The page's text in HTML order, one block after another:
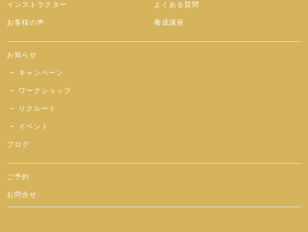
インストラクター よくある質問
お客様の声 養成講座
お知らせ
キャンペーン
ワークショップ
リクルート
イベント
ブログ
ご予約
お問合せ